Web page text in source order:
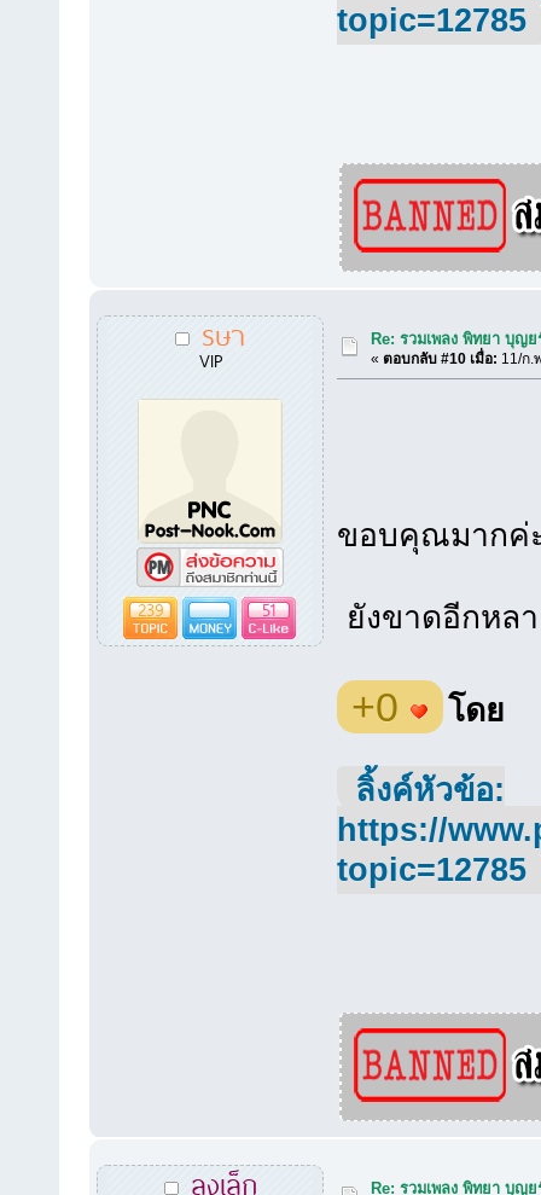
topic=12785
รษา
VIP
239 51
Re: รวมเพลง พิทยา บุญ
«ตอบกลับ #10 เมื่อ: 11/ก.
ขอบคุณมาก
ยังขาดอีกหล
+0 โดย
ลิ้งค์หัวข้อ:
https://
topic=12785
ลุงเล็ก Re: รวมเพลง พิทยา บุญ